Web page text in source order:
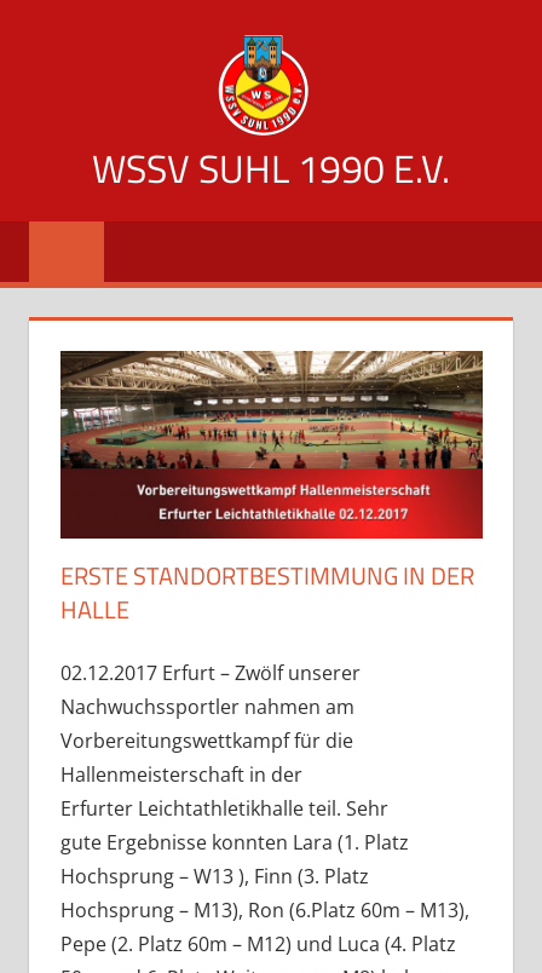
WSSV SUHL 1990 E.V.
offizielle
WSSV
1990
ERSTE STANDORTBESTIMMUNG IN DER
HALLE
02.12.2017 Erfurt – Zwölf unserer
Nachwuchssportler nahmen am
Vorbereitungswettkampf für die
Hallenmeisterschaft in der
Erfurter Leichtathletikhalle teil. Sehr
gute Ergebnisse konnten Lara (1. Platz
Hochsprung – W13 ), Finn (3. Platz
Hochsprung – M13), Ron (6.Platz 60m – M13),
Pepe (2. Platz 60m – M12) und Luca (4. Platz